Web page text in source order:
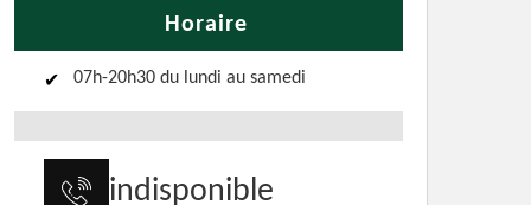
Horaire
07h-20h30 du lundi au samedi
indisponible